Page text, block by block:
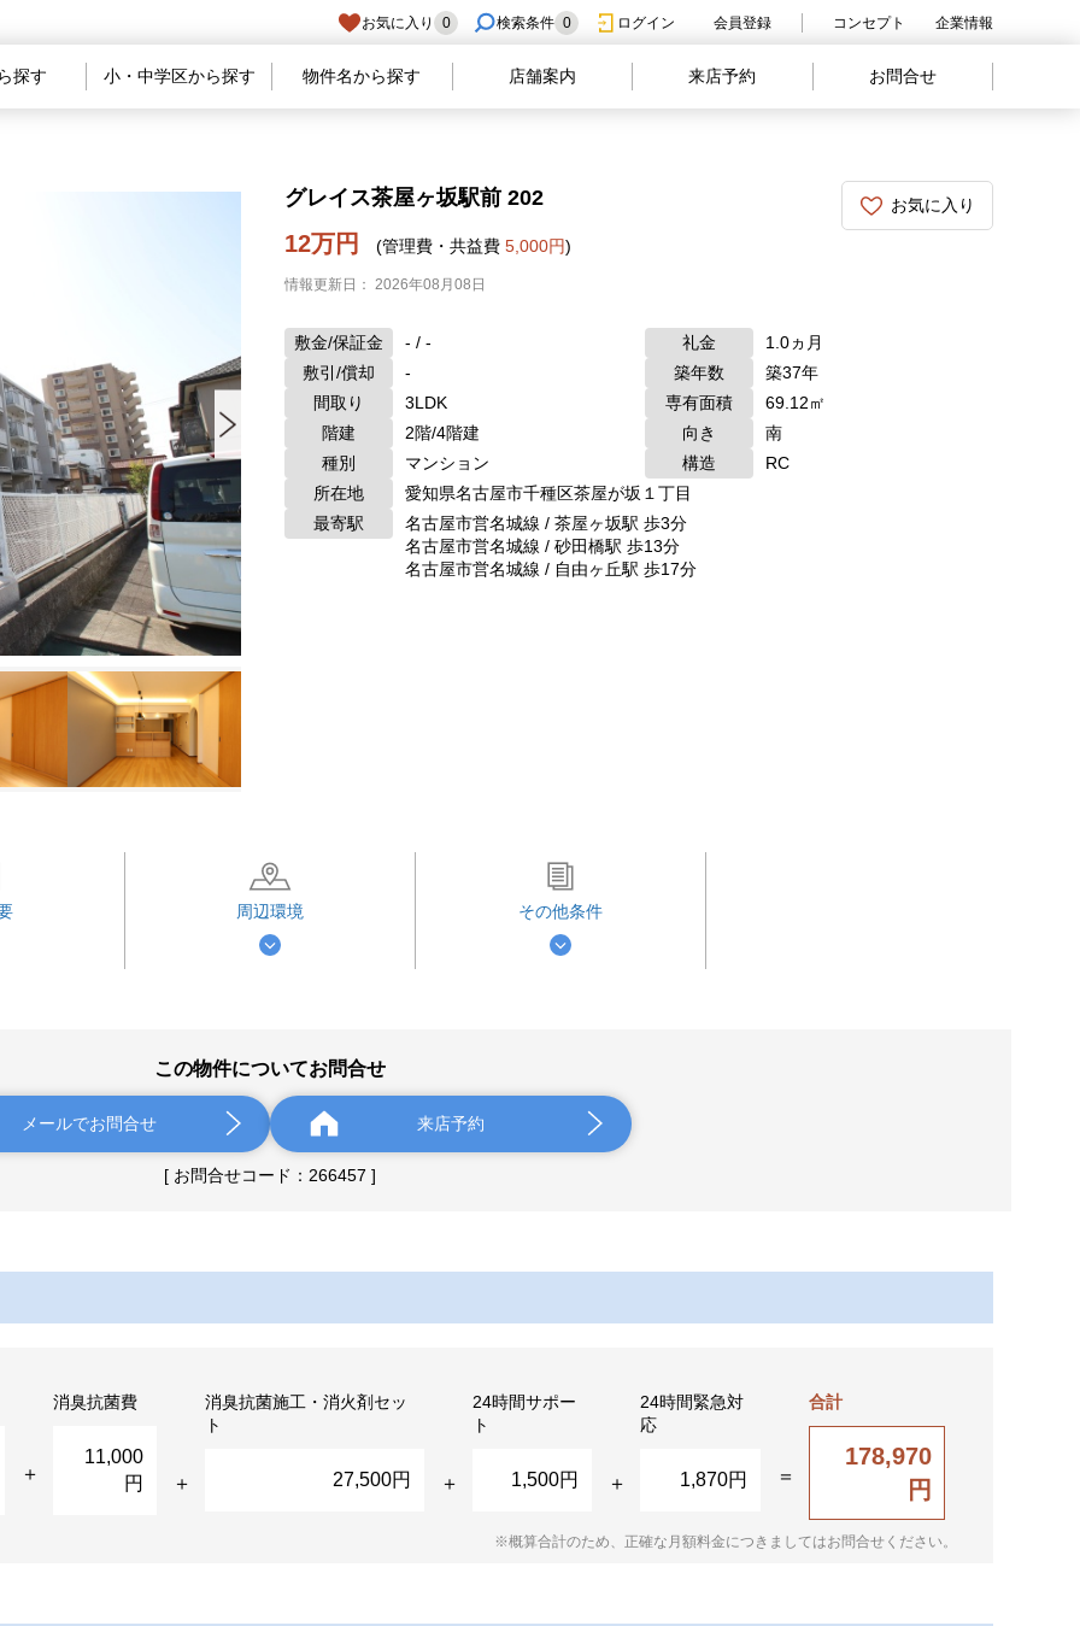
お気に入り 0 検索条件 0 ログイン 会員登録 コンセプト 企業情報
探す 小・中学区から探す 物件名から探す 店舗案内 来店予約 お問合せ
お気に入り
グレイス茶屋ヶ坂駅前 202
情報更新日： 2026年08月08日
12万円 (管理費・共益費 5,000円)
敷金/保証金 - / - 礼金
1.0ヵ月
敷引/償却
- 築年数
築37年
間取り
3LDK 専有面積
69.12㎡
階建
2階/4階建 向き
南
種別
マンション 構造
RC
所在地
愛知県名古屋市千種区茶屋が坂１丁目
最寄駅
名古屋市営名城線 / 茶屋ヶ坂駅 歩3分
名古屋市営名城線 / 砂田橋駅 歩13分
名古屋市営名城線 / 自由ヶ丘駅 歩17分
周辺環境 その他条件
この物件についてお問合せ
メールでお問合せ 来店予約
[ お問合せコード：266457 ]
消臭抗菌費
11,000
円
消臭抗菌施工・消火剤セッ
ト
27,500円
24時間サポー
ト
1,500円
24時間緊急対
応
1,870円
合計
178,970
円
※概算合計のため、正確な月額料金につきましてはお問合せください。